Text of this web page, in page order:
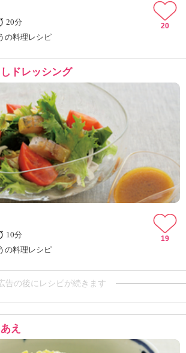
20分
の料理レシピ
20
ドレッシング
10分
の料理レシピ
19
告の後にレシピが続きます
え